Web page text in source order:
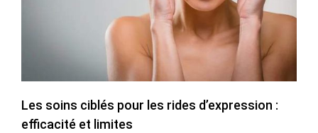
Les soins ciblés pour les rides d’expression :
efficacité et limites